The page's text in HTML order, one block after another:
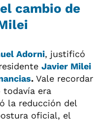
cambio de
Adorni, justificó
Javier Milei
. Vale recordar
todavía era
la reducción del
oficial, el